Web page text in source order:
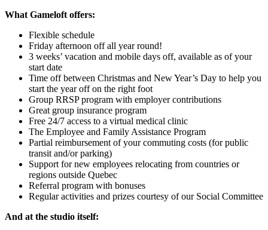
What Gameloft offers:
Flexible schedule
Friday afternoon off all year round!
3 weeks’ vacation and mobile days off, available as of your
start date
Time off between Christmas and New Year’s Day to help you
start the year off on the right foot
Group RRSP program with employer contributions
Great group insurance program
Free 24/7 access to a virtual medical clinic
The Employee and Family Assistance Program
Partial reimbursement of your commuting costs (for public
transit and/or parking)
Support for new employees relocating from countries or
regions outside Quebec
Referral program with bonuses
Regular activities and prizes courtesy of our Social Committee
And at the studio itself: